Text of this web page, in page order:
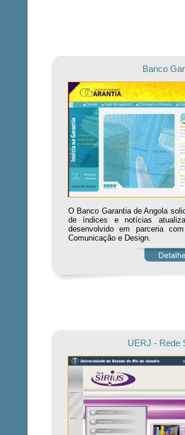
Banco
O Banco Garantia de Angola
de índices e notícias
desenvolvido em parceria
Comunicação e Design.
UERJ - Rede